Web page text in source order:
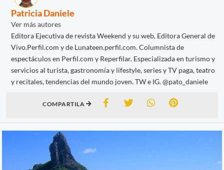
Patricia Daniele
Ver más autores
Editora Ejecutiva de revista Weekend y su web, Editora General de
Vivo.Perfil.com y de Lunateen.perfil.com. Columnista de
espectáculos en Perfil.com y Reperfilar. Especializada en turismo y
servicios al turista, gastronomía y lifestyle, series y TV paga, teatro
y recitales, tendencias del mundo joven. TW e IG. @pato_daniele
COMPARTILA